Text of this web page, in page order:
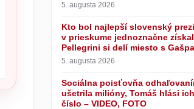
Sociálna poisťovňa odhaľovaním
falošných PN ušetrila milióny,
hlási ich rekordne nízke číslo –
5. augusta 2026
Kto bol najlepší slovenský
v prieskume jednoznačne
Pellegrini si delí miesto s
5. augusta 2026
Sociálna poisťovňa
ušetrila milióny, Tomáš hlási
číslo – VIDEO, FOTO